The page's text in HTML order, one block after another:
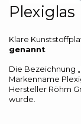
Plexiglas
Klare
genannt.
Die Bezeichnung
Markenname
Hersteller Röhm
wurde.